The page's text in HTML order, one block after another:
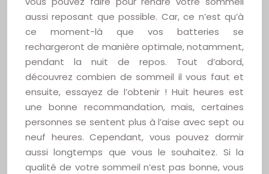
aussi reposant que possible. Car, ce n’est qu’à
ce moment-là que vos batteries se
rechargeront de manière optimale, notamment,
pendant la nuit de repos. Tout d’abord,
découvrez combien de sommeil il vous faut et
ensuite, essayez de l’obtenir ! Huit heures est
une bonne recommandation, mais, certaines
personnes se sentent plus à l’aise avec sept ou
neuf heures. Cependant, vous pouvez dormir
aussi longtemps que vous le souhaitez. Si la
qualité de votre sommeil n’est pas bonne, vous